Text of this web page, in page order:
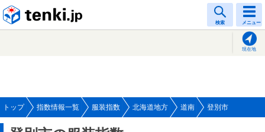
検索 メニュー
現在地
トップ 指数情報一覧 服装指数 北海道地方 道南 登別市